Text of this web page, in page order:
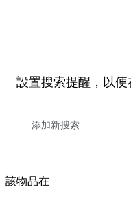
設置搜索提醒，以便
該物品在